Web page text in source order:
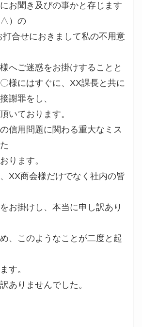
お聞き及びの事かと存じます
△）の
合せにおきまして私の不用意
へご迷惑をお掛けすることと
様にはすぐに、XX課長と共に
謝罪をし、
いております。
信用問題に関わる重大なミス
ります。
XX商会様だけでなく社内の皆
お掛けし、本当に申し訳あり
、このようなことが二度と起
す。
ありませんでした。